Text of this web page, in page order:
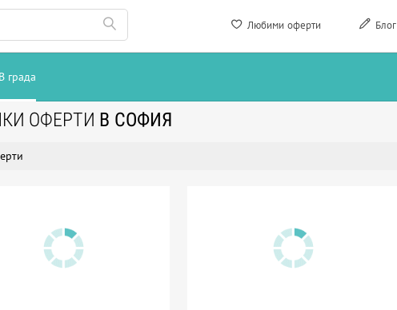
Любими оферти Блог
В града
ОФЕРТИ В СОФИЯ